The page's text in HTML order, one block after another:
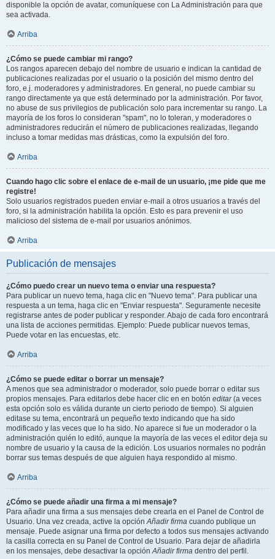
disponible la opción de avatar, comuníquese con La Administración para que
sea activada.
Arriba
¿Cómo se puede cambiar mi rango?
Los rangos aparecen debajo del nombre de usuario e indican la cantidad de
publicaciones realizadas por el usuario o la posición del mismo dentro del
foro, e.j. moderadores y administradores. En general, no puede cambiar su
rango directamente ya que está determinado por la administración. Por favor,
no abuse de sus privilegios de publicación solo para incrementar su rango. La
mayoría de los foros lo consideran "spam", no lo toleran, y moderadores o
administradores reducirán el número de publicaciones realizadas, llegando
incluso a tomar medidas mas drásticas, como la expulsión del foro.
Arriba
Cuando hago clic sobre el enlace de e-mail de un usuario, ¡me pide que me
registre!
Solo usuarios registrados pueden enviar e-mail a otros usuarios a través del
foro, si la administración habilita la opción. Esto es para prevenir el uso
malicioso del sistema de e-mail por usuarios anónimos.
Arriba
Publicación de mensajes
¿Cómo puedo crear un nuevo tema o enviar una respuesta?
Para publicar un nuevo tema, haga clic en "Nuevo tema". Para publicar una
respuesta a un tema, haga clic en "Enviar respuesta". Seguramente necesite
registrarse antes de poder publicar y responder. Abajo de cada foro encontrará
una lista de acciones permitidas. Ejemplo: Puede publicar nuevos temas,
Puede votar en las encuestas, etc.
Arriba
¿Cómo se puede editar o borrar un mensaje?
A menos que sea administrador o moderador, solo puede borrar o editar sus
propios mensajes. Para editarlos debe hacer clic en en botón editar(a veces
esta opción solo es válida durante un cierto periodo de tiempo). Si alguien
editase su tema, encontrará un pequeño texto indicando que ha sido
modificado y las veces que lo ha sido. No aparece si fue un moderador o la
administración quién lo editó, aunque la mayoría de las veces el editor deja su
nombre de usuario y la causa de la edición. Los usuarios normales no podrán
borrar sus temas después de que alguien haya respondido al mismo.
Arriba
¿Cómo se puede añadir una firma a mi mensaje?
Para añadir una firma a sus mensajes debe crearla en el Panel de Control de
Usuario. Una vez creada, active la opciónAñadir firma cuando publique un
mensaje. Puede asignar una firma por defecto a todos sus mensajes activando
la casilla correcta en su Panel de Control de Usuario. Para dejar de añadirla
en los mensajes, debe desactivar la opciónAñadir firma dentro del perfil.